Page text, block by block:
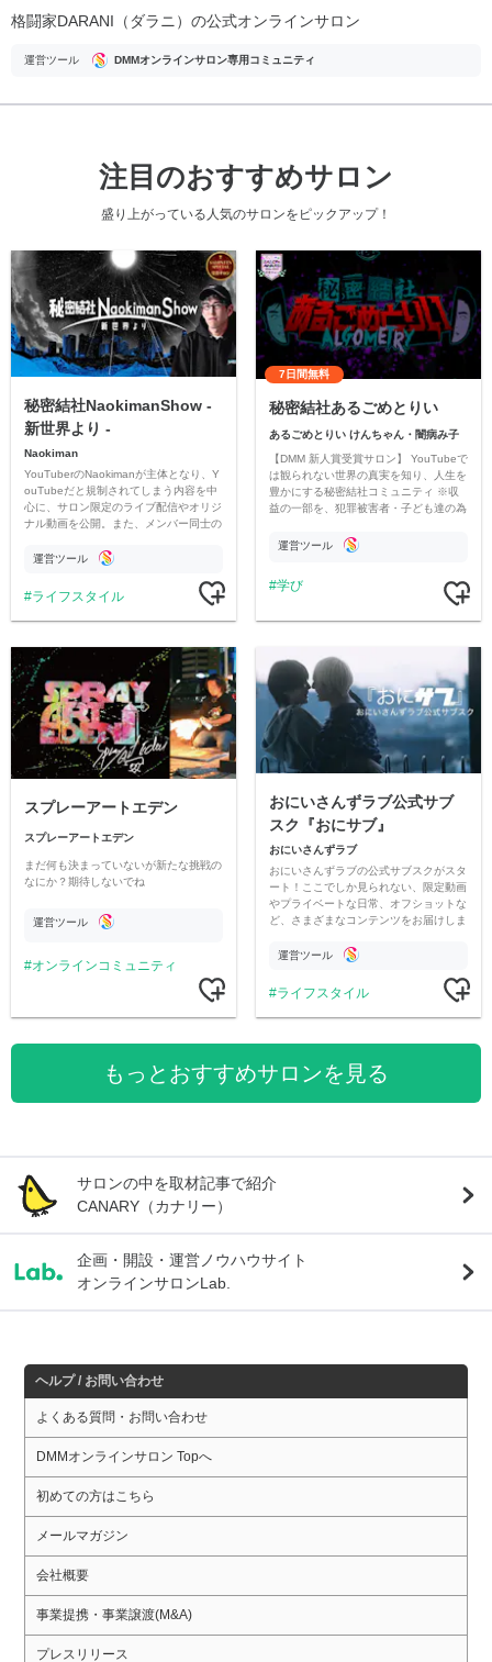
格闘家DARANI（ダラニ）の公式オンラインサロン
運営ツール DMMオンラインサロン専用コミュニティ
注目のおすすめサロン
盛り上がっている人気のサロンをピックアップ！
秘密結社NaokimanShow -
新世界より -
Naokiman
YouTuberのNaokimanが主体となり、Y
ouTubeだと規制されてしまう内容を中
心に、サロン限定のライブ配信やオリジ
ナル動画を公開。また、メンバー同士の
ただいています。
運営ツール
ライフスタイル
7日間無料
秘密結社あるごめとりい
あるごめとりい けんちゃん・闇病み子
【DMM 新人賞受賞サロン】 YouTubeで
は観られない世界の真実を知り、人生を
豊かにする秘密結社コミュニティ ※収
益の一部を、犯罪被害者・子ども達の為
す運営ツール
学び
スプレーアートエデン
スプレーアートエデン
まだ何も決まっていないが新たな挑戦の
なにか？期待しないでね
運営ツール
オンラインコミュニティ
おにいさんずラブ公式サブ
スク『おにサブ』
おにいさんずラブ
おにいさんずラブの公式サブスクがスタ
ート！ここでしか見られない、限定動画
やプライベートな日常、オフショットな
ど、さまざまなコンテンツをお届けしま
運営ツール
ライフスタイル
もっとおすすめサロンを見る
サロンの中を取材記事で紹介
CANARY（カナリー）
企画・開設・運営ノウハウサイト
オンラインサロンLab.
ヘルプ / お問い合わせ
よくある質問・お問い合わせ
DMMオンラインサロン Topへ
初めての方はこちら
メールマガジン
会社概要
事業提携・事業譲渡(M&A)
プレスリリース